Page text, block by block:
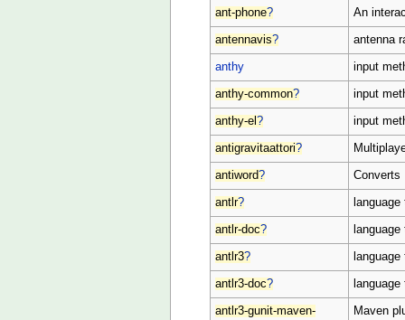
ant-phone? An
antennavis? antenna
anthy input
anthy-common? input
anthy-el? input
antigravitaattori?
antiword? Converts
antlr?
antlr-doc?
antlr3?
antlr3-doc?
antlr3-gunit-maven-
Maven